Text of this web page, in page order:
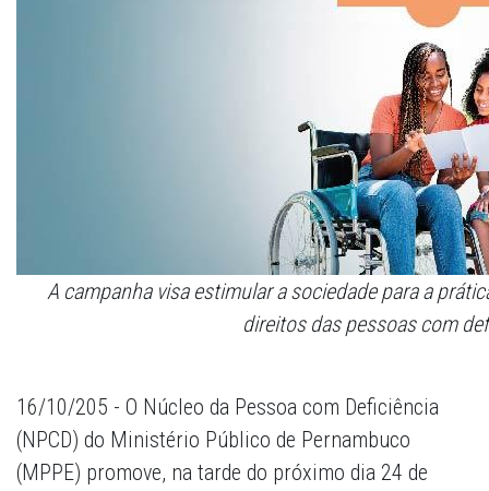
A campanha visa estimular a sociedade para a
direitos das pessoas com
16/10/205 - O Núcleo da Pessoa com Deficiência
(NPCD) do Ministério Público de Pernambuco
(MPPE) promove, na tarde do próximo dia 24 de